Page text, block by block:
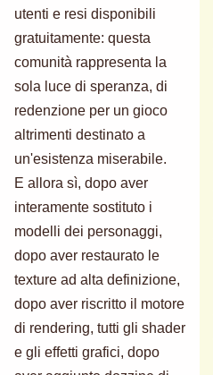
utenti e resi disponibili
gratuitamente: questa
comunità rappresenta la
sola luce di speranza, di
redenzione per un gioco
altrimenti destinato a
un'esistenza miserabile.
E allora sì, dopo aver
interamente sostituto i
modelli dei personaggi,
dopo aver restaurato le
texture ad alta definizione,
dopo aver riscritto il motore
di rendering, tutti gli shader
e gli effetti grafici, dopo